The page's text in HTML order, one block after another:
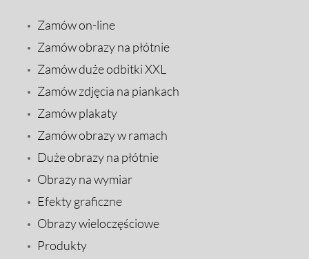
Zamów on-line
Zamów obrazy na płótnie
Zamów duże odbitki XXL
Zamów zdjęcia na piankach
Zamów plakaty
Zamów obrazy w ramach
Duże obrazy na płótnie
Obrazy na wymiar
Efekty graficzne
Obrazy wieloczęściowe
Produkty